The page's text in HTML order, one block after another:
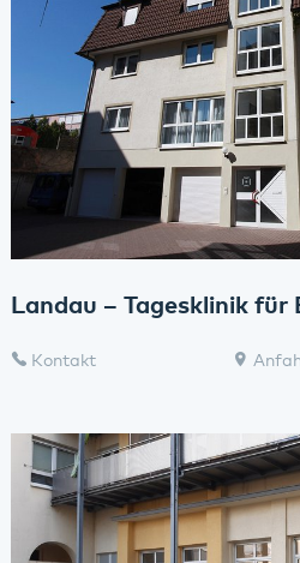
Landau – Tagesklinik für
Kontakt